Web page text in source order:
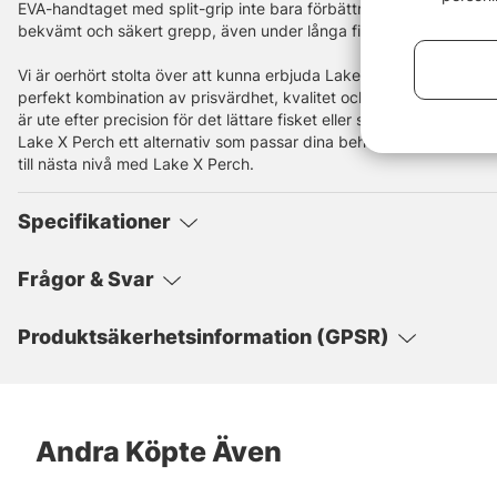
EVA-handtaget med split-grip inte bara förbättrar spöets
bekvämt och säkert grepp, även under långa fiskedagar och i
Vi är oerhört stolta över att kunna erbjuda Lake X Perch serien.
perfekt kombination av prisvärdhet, kvalitet och specialisering
är ute efter precision för det lättare fisket eller styrka och
Lake X Perch ett alternativ som passar dina behov. Upplev
till nästa nivå med Lake X Perch.
Specifikationer
Frågor & Svar
Produktsäkerhetsinformation (GPSR)
Andra Köpte Även